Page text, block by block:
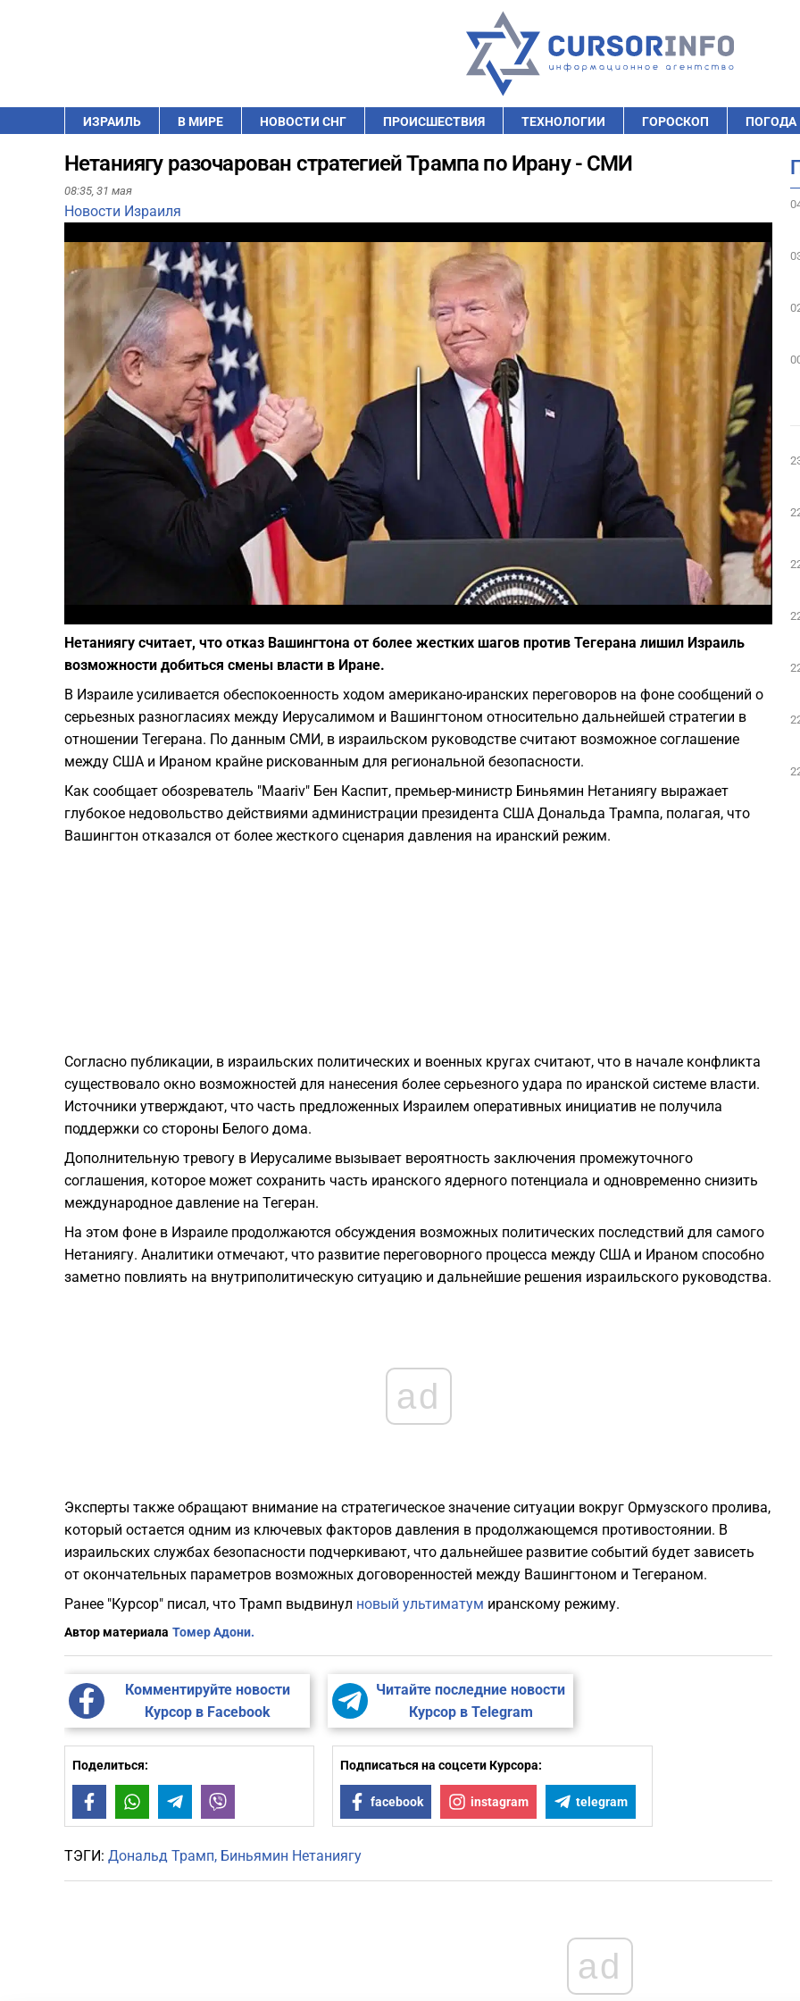
ИЗРАИЛЬ В МИРЕ НОВОСТИ СНГ ПРОИСШЕСТВИЯ ТЕХНОЛОГИИ ГОРОСКОП ПОГОДА
Нетаниягу разочарован стратегией Трампа по Ирану - СМИ
08:35, 31 мая
Новости Израиля
Play
Фото: Википедия
Нетаниягу считает, что отказ Вашингтона от более жестких шагов против Тегерана лишил Израиль
возможности добиться смены власти в Иране.
В Израиле усиливается обеспокоенность ходом американо-иранских переговоров на фоне сообщений о
серьезных разногласиях между Иерусалимом и Вашингтоном относительно дальнейшей стратегии в
отношении Тегерана. По данным СМИ, в израильском руководстве считают возможное соглашение
между США и Ираном крайне рискованным для региональной безопасности.
Как сообщает обозреватель "Maariv" Бен Каспит, премьер-министр Биньямин Нетаниягу выражает
глубокое недовольство действиями администрации президента США Дональда Трампа, полагая, что
Вашингтон отказался от более жесткого сценария давления на иранский режим.
Согласно публикации, в израильских политических и военных кругах считают, что в начале конфликта
существовало окно возможностей для нанесения более серьезного удара по иранской системе власти.
Источники утверждают, что часть предложенных Израилем оперативных инициатив не получила
поддержки со стороны Белого дома.
Дополнительную тревогу в Иерусалиме вызывает вероятность заключения промежуточного
соглашения, которое может сохранить часть иранского ядерного потенциала и одновременно снизить
международное давление на Тегеран.
На этом фоне в Израиле продолжаются обсуждения возможных политических последствий для самого
Нетаниягу. Аналитики отмечают, что развитие переговорного процесса между США и Ираном способно
заметно повлиять на внутриполитическую ситуацию и дальнейшие решения израильского руководства.
ad
Эксперты также обращают внимание на стратегическое значение ситуации вокруг Ормузского пролива,
который остается одним из ключевых факторов давления в продолжающемся противостоянии. В
израильских службах безопасности подчеркивают, что дальнейшее развитие событий будет зависеть
от окончательных параметров возможных договоренностей между Вашингтоном и Тегераном.
Ранее "Курсор" писал, что Трамп выдвинул новый ультиматум иранскому режиму.
Автор материала Томер Адони.
Комментируйте новости
Курсор в Facebook
Читайте последние новости
Курсор в Telegram
Поделиться:
FacebookWhatsAppTelegram
Подписаться на соцсети Курсора:
facebook instagram telegram
ТЭГИ: Дональд Трамп Биньямин Нетаниягу
ad